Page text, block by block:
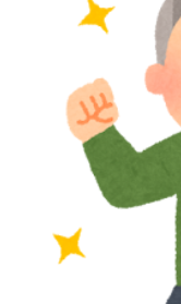
お問い合わせ
よみもの
症状